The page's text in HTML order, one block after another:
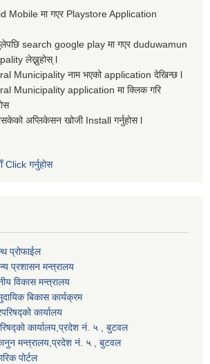
Mobile मा गएर Playstore Application
search google play मा गएर duduwamun
लेख्नुहोस् l
Municipality नाम भएको application देखिन्छ l
Municipality application मा क्लिक गरि
अप्लिकेसन खोजी Install गर्नुहोस l
Click गर्नुहोस
प्रोफाईल
प्रशासन मन्त्रालय
विकास मन्त्रालय
बिकास कार्यक्रम
कार्यालय
कार्यालय,प्रदेश नं. ५ , बुटवल
मन्त्रालय,प्रदेश नं. ५ , बुटवल
पोर्टल